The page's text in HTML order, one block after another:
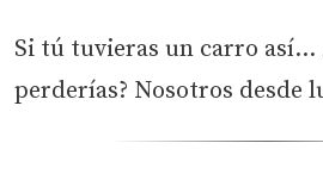
Si tú tuvieras un carro así…
perderías? Nosotros desde